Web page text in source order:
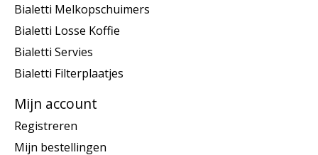
Bialetti Melkopschuimers
Bialetti Losse Koffie
Bialetti Servies
Bialetti Filterplaatjes
Mijn account
Registreren
Mijn bestellingen